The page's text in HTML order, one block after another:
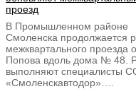
проезд
В Промышленном районе
Смоленска продолжается
межквартального проезда
Попова вдоль дома № 48.
выполняют специалисты
«Смоленскавтодор»….